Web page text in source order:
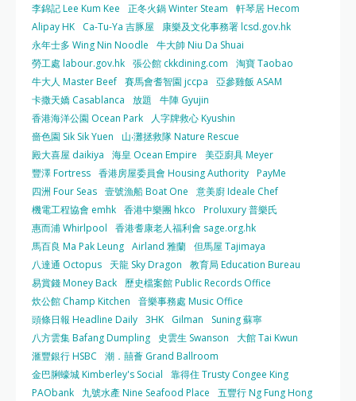
李錦記 Lee Kum Kee 正冬火鍋 Winter Steam
軒琴居 Hecom
Alipay HK
Ca-Tu-Ya 吉豚屋
康樂及文化事務署 lcsd.gov.hk
永年士多 Wing Nin Noodle
牛大帥 Niu Da Shuai
勞工處 labour.gov.hk 張公館 ckkdining.com
淘寶 Taobao
牛大人 Master Beef 賽馬會耆智園 jccpa
亞參雞飯 ASAM
卡撒天嬌 Casablanca
放題
牛陣 Gyujin
香港海洋公園 Ocean Park
人字牌救心 Kyushin
嗇色園 Sik Sik Yuen
山‧灘拯救隊 Nature Rescue
殿大喜屋 daikiya
海皇 Ocean Empire
美亞廚具 Meyer
豐澤 Fortress 香港房屋委員會 Housing Authority PayMe
四洲 Four Seas 壹號漁船 Boat One
意美廚 Ideale Chef
機電工程協會 emhk 香港中樂團 hkco
Proluxury 普樂氏
惠而浦 Whirlpool
香港耆康老人福利會 sage.org.hk
馬百良 Ma Pak Leung Airland 雅蘭 但馬屋 Tajimaya
八達通 Octopus
天龍 Sky Dragon
教育局 Education Bureau
易賞錢 Money Back
歷史檔案館 Public Records Office
炊公館 Champ Kitchen
音樂事務處 Music Office
頭條日報 Headline Daily 3HK Gilman
Suning 蘇寧
八方雲集 Bafang Dumpling
史雲生 Swanson
大館 Tai Kwun
滙豐銀行 HSBC
潮．囍薈 Grand Ballroom
金巴脷蠔城 Kimberley's Social
靠得住 Trusty Congee King
PAObank
九號水產 Nine Seafood Place
五豐行 Ng Fung Hong